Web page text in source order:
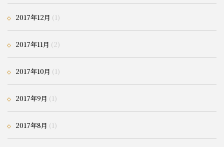
2017年12月 (1)
2017年11月 (2)
2017年10月 (1)
2017年9月 (1)
2017年8月 (1)